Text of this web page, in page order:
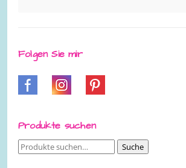
Folgen Sie mir
Produkte suchen
Suche
Suche